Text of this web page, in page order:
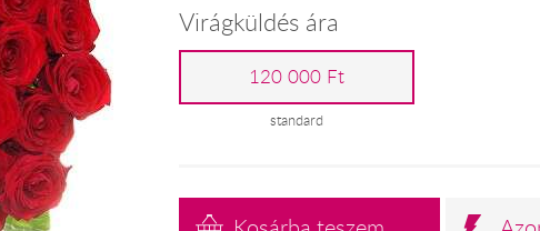
Virágküldés ára
120 000 Ft
standard